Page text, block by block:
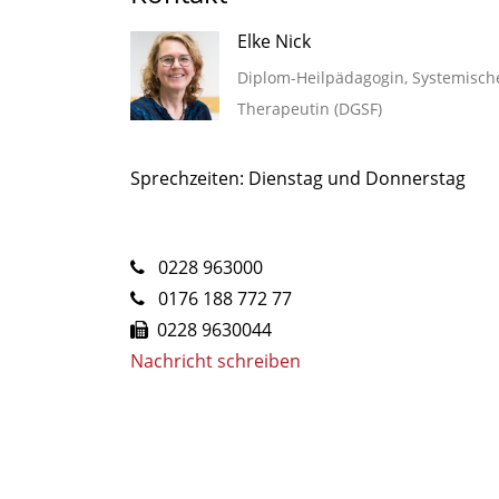
Elke Nick
Diplom-Heilpädagogin,
Therapeutin (DGSF)
Sprechzeiten: Dienstag und Donnerstag
0228 963000
0176 188 772 77
0228 9630044
Nachricht schreiben